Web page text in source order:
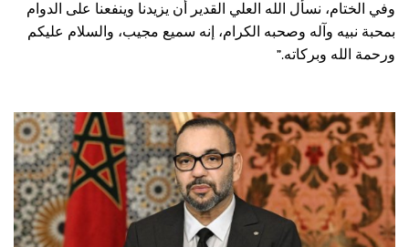
وفي الختام، نسأل الله العلي القدير أن يزيدنا وينفعنا على الدوام
بمحبة نبيه وآله وصحبه الكرام، إنه سميع مجيب، والسلام عليكم
ورحمة الله وبركاته”.